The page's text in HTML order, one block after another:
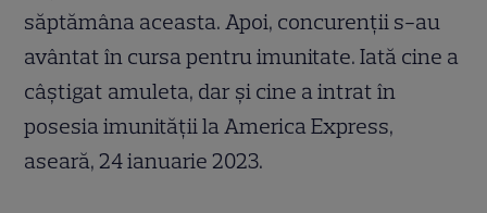
săptămâna aceasta. Apoi, concurenții s-au
avântat în cursa pentru imunitate. Iată cine a
câștigat amuleta, dar și cine a intrat în
posesia imunității la America Express,
aseară, 24 ianuarie 2023.